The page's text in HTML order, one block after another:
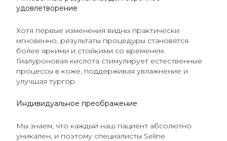
удовлетворение
Хотя первые изменения видны практически
мгновенно, результаты процедуры становятся
более яркими и стойкими со временем.
Гиалуроновая кислота стимулирует естественные
процессы в коже, поддерживая увлажнение и
улучшая тургор.
Индивидуальное преображение
Мы знаем, что каждый наш пациент абсолютно
уникален, и поэтому специалисты Seline